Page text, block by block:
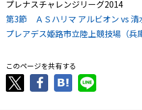
プレナスチャレンジリーグ2014
第3節 ＡＳハリマ アルビオン vs
プレアデス姫路市立陸上競技場（兵
このページを共有する